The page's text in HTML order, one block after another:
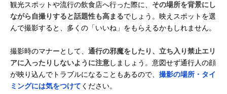
観光スポットや流行の飲食店へ行った際に、 その場所を背景にし
ながら自撮りすると話題性も高まるでしょう。映えスポットを選
んで撮影すると、多くの「いいね」をもらえるかもしれません。
撮影時のマナーとして、 通行の邪魔をしたり、立ち入り禁止エリ
アに入ったりしないように注意しましょう。意図せず通行人の顔
が映り込んでトラブルになることもあるので、 撮影の場所・タイ
ミングには気をつけて ください。